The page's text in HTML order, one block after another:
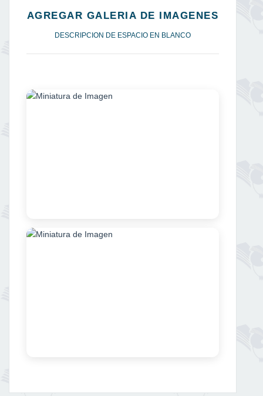
AGREGAR GALERIA DE IMAGENES
DESCRIPCION DE ESPACIO EN BLANCO